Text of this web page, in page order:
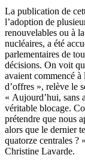
La publication de
l’adoption de
renouvelables ou à
nucléaires, a été
parlementaires de
décisions. On voit
avaient commencé à
d’offres », relève le
« Aujourd’hui, sans
véritable blocage.
prétendre que nous
alors que le dernier
quatorze centrales ?
Christine Lavarde.